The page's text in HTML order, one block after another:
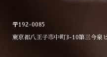
〒192-0085
東京都八王子市中町3-10第三今泉